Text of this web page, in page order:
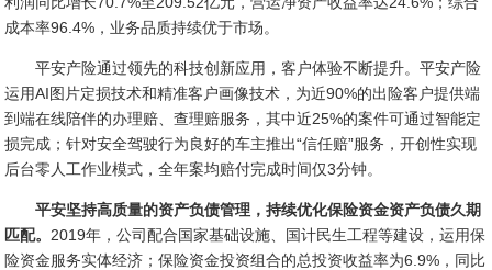
成本率96.4%，业务品质持续优于市场。
平安产险通过领先的科技创新应用，客户体验不断提升。平安产险
运用AI图片定损技术和精准客户画像技术，为近90%的出险客户提供端
到端在线陪伴的办理赔、查理赔服务，其中近25%的案件可通过智能定
损完成；针对安全驾驶行为良好的车主推出“信任赔”服务，开创性实现
后台零人工作业模式，全年案均赔付完成时间仅3分钟。
平安坚持高质量的资产负债管理，持续优化保险资金资产负债久期
匹配。 2019年，公司配合国家基础设施、国计民生工程等建设，运用保
险资金服务实体经济；保险资金投资组合的总投资收益率为6.9%，同比